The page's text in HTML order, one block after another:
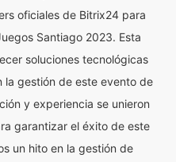
oficiales de Bitrix24 para
Santiago 2023. Esta
soluciones tecnológicas
la gestión de este evento de
y experiencia se unieron
garantizar el éxito de este
un hito en la gestión de